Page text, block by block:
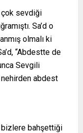
çok sevdiği
Sa’d o
olmalı ki
“Abdestte de
Sevgili
abdest
bizlere bahşettiği